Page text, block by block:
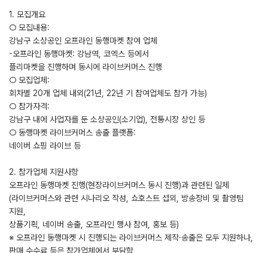
1. 모집개요
○ 모집내용:
강남구 소상공인 오프라인 동행마켓 참여 업체
-오프라인 동행마켓: 강남역, 코엑스 등에서
플리마켓을 진행하며 동시에 라이브커머스 진행
○ 모집업체:
회차별 20개 업체 내외(21년, 22년 기 참여업체도 참가 가능)
○ 참가자격:
강남구 내에 사업자를 둔 소상공인(소기업), 전통시장 상인 등
○ 동행마켓 라이브커머스 송출 플랫폼:
네이버 쇼핑 라이브 등
2. 참가업체 지원사항
오프라인 동행마켓 진행(현장라이브커머스 동시 진행)과 관련된 일체
(라이브커머스와 관련 시나리오 작성, 쇼호스트 섭외, 방송장비 및 촬영팀
지원,
상품기획, 네이버 송출, 오프라인 행사 참여, 홍보 등)
※ 오프라인 동행마켓 시 진행되는 라이브커머스 제작·송출은 모두 지원하나,
판매 수수료 등은 참가업체에서 부담함